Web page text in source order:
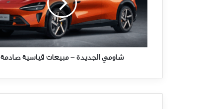
قياسية
صادمة
شاومي الجديدة - مبيعات قياسية صادمة